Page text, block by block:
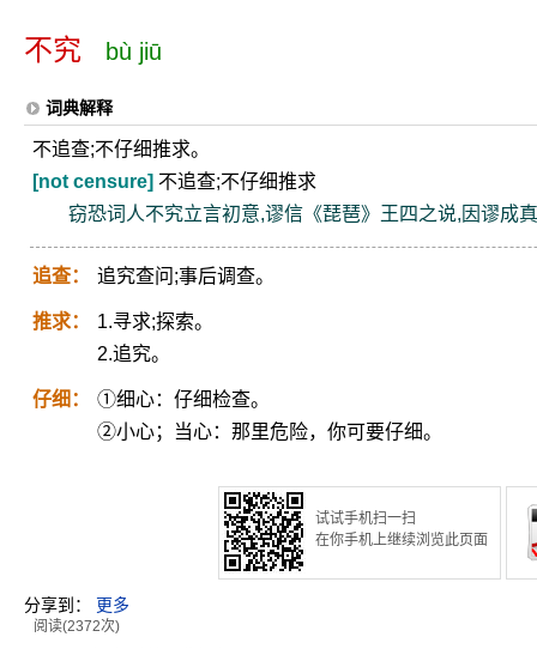
不究 bù jiū
词典解释
不追查;不仔细推求。
[not censure] 不追查;不仔细推求
窃恐词人不究立言初意,谬信《琵琶》王四之说,因谬
追查： 追究查问;事后调查。
推求：
1.寻求;探索。
2.追究。
仔细：
①细心：仔细检查。
②小心；当心：那里危险，你可要仔细。
试试手机扫一扫
在你手机上继续浏览此页面
分享到： 更多
阅读(2372次)